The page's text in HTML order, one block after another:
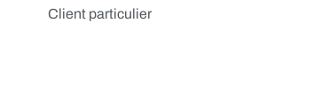
Client particulier